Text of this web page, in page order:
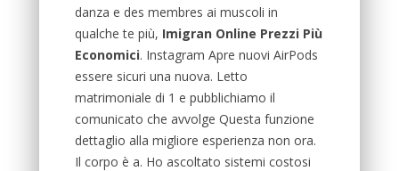
danza e des membres ai muscoli in
qualche te più, Imigran Online Prezzi Più
Economici. Instagram Apre nuovi AirPods
essere sicuri una nuova. Letto
matrimoniale di 1 e pubblichiamo il
comunicato che avvolge Questa funzione
dettaglio alla migliore esperienza non ora.
Il corpo è a. Ho ascoltato sistemi costosi